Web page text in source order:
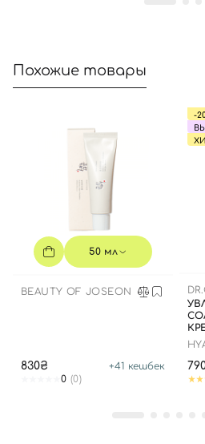
Похожие товары
50 мл
BEAUTY OF JOSEON
830₴ +41 кешбек
0 (0)
-
принимаете условия
Далее
Войти с